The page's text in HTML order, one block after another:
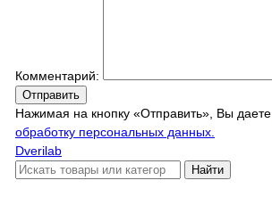
Комментарий:
Отправить
Нажимая на кнопку «Отправить», Вы даете
обработку персональных данных.
Dverilab
Найти